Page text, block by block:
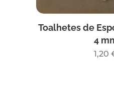
Toalhetes de
4
1,20